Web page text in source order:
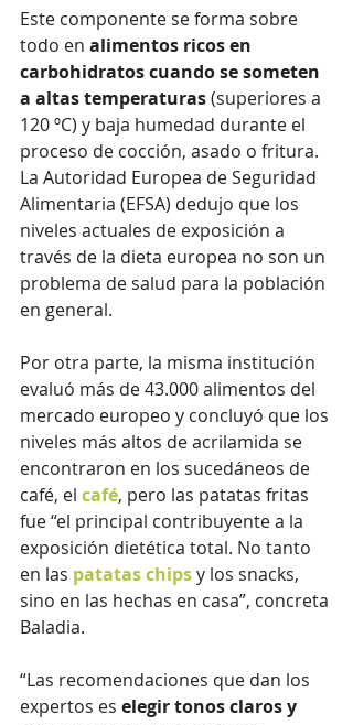
Este componente se forma sobre
todo en alimentos ricos en
carbohidratos cuando se someten
a altas temperaturas (superiores a
120 ºC) y baja humedad durante el
proceso de cocción, asado o fritura.
La Autoridad Europea de Seguridad
Alimentaria (EFSA) dedujo que los
niveles actuales de exposición a
través de la dieta europea no son un
problema de salud para la población
en general.
Por otra parte, la misma institución
evaluó más de 43.000 alimentos del
mercado europeo y concluyó que los
niveles más altos de acrilamida se
encontraron en los sucedáneos de
café, el café, pero las patatas fritas
fue “el principal contribuyente a la
exposición dietética total. No tanto
en las patatas chips y los snacks,
sino en las hechas en casa”, concreta
Baladia.
“Las recomendaciones que dan los
expertos es elegir tonos claros y